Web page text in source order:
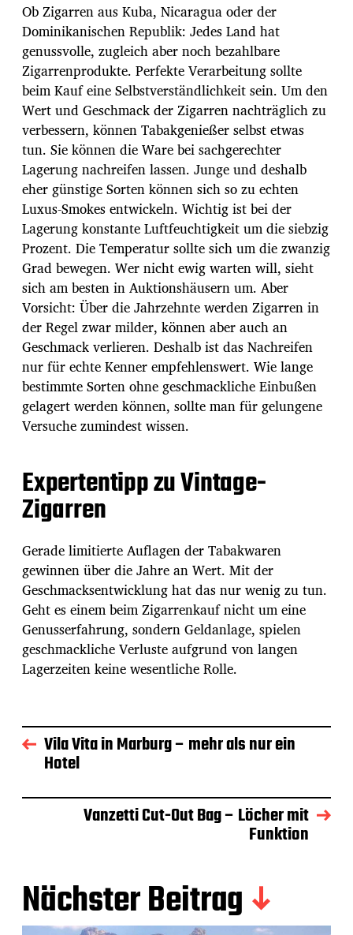
Ob Zigarren aus Kuba, Nicaragua oder der
Dominikanischen Republik: Jedes Land hat
genussvolle, zugleich aber noch bezahlbare
Zigarrenprodukte. Perfekte Verarbeitung sollte
beim Kauf eine Selbstverständlichkeit sein. Um den
Wert und Geschmack der Zigarren nachträglich zu
verbessern, können Tabakgenießer selbst etwas
tun. Sie können die Ware bei sachgerechter
Lagerung nachreifen lassen. Junge und deshalb
eher günstige Sorten können sich so zu echten
Luxus-Smokes entwickeln. Wichtig ist bei der
Lagerung konstante Luftfeuchtigkeit um die siebzig
Prozent. Die Temperatur sollte sich um die zwanzig
Grad bewegen. Wer nicht ewig warten will, sieht
sich am besten in Auktionshäusern um. Aber
Vorsicht: Über die Jahrzehnte werden Zigarren in
der Regel zwar milder, können aber auch an
Geschmack verlieren. Deshalb ist das Nachreifen
nur für echte Kenner empfehlenswert. Wie lange
bestimmte Sorten ohne geschmackliche Einbußen
gelagert werden können, sollte man für gelungene
Versuche zumindest wissen.
Expertentipp zu Vintage-
Zigarren
Gerade limitierte Auflagen der Tabakwaren
gewinnen über die Jahre an Wert. Mit der
Geschmacksentwicklung hat das nur wenig zu tun.
Geht es einem beim Zigarrenkauf nicht um eine
Genusserfahrung, sondern Geldanlage, spielen
geschmackliche Verluste aufgrund von langen
Lagerzeiten keine wesentliche Rolle.
Vila Vita in Marburg – mehr als nur ein
Hotel
Vanzetti Cut-Out Bag – Löcher mit
Funktion
Nächster Beitrag